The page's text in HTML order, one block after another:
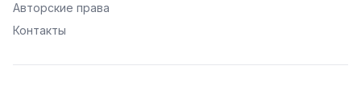
Авторские права
Контакты